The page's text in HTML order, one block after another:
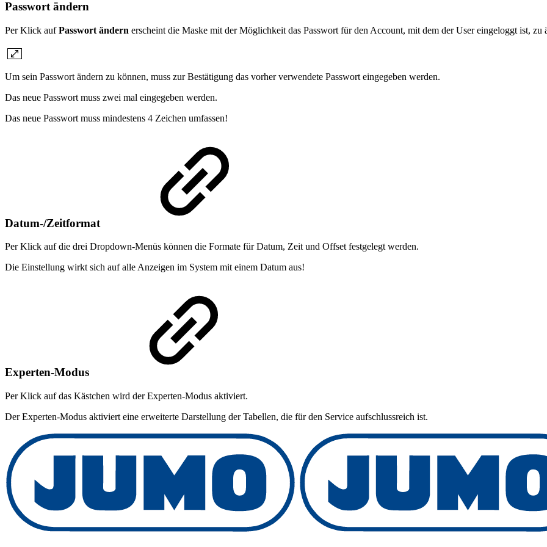
Passwort ändern
Per Klick aufPasswort ändern erscheint die Maske mit der Möglichkeit das Passwort für den Account, mit dem der User eingeloggt ist, zu
Um sein Passwort ändern zu können, muss zur Bestätigung das vorher verwendete Passwort eingegeben werden.
Das neue Passwort muss zwei mal eingegeben werden.
Das neue Passwort muss mindestens 4 Zeichen umfassen!
Datum-/Zeitformat
Per Klick auf die drei Dropdown-Menüs können die Formate für Datum, Zeit und Offset festgelegt werden.
Die Einstellung wirkt sich auf alle Anzeigen im System mit einem Datum aus!
Experten-Modus
Per Klick auf das Kästchen wird der Experten-Modus aktiviert.
Der Experten-Modus aktiviert eine erweiterte Darstellung der Tabellen, die für den Service aufschlussreich ist.